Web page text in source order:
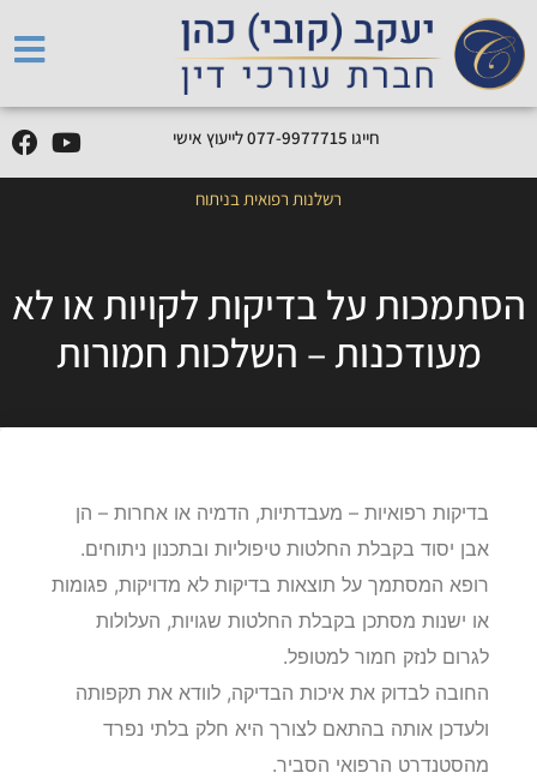
חייגו 077-9977715 לייעוץ אישי
רשלנות רפואית בניתוח
הסתמכות על בדיקות לקויות או לא
מעודכנות – השלכות חמורות
בדיקות רפואיות – מעבדתיות, הדמיה או אחרות – הן
אבן יסוד בקבלת החלטות טיפוליות ובתכנון ניתוחים.
רופא המסתמך על תוצאות בדיקות לא מדויקות, פגומות
או ישנות מסתכן בקבלת החלטות שגויות, העלולות
לגרום לנזק חמור למטופל.
החובה לבדוק את איכות הבדיקה, לוודא את תקפותה
ולעדכן אותה בהתאם לצורך היא חלק בלתי נפרד
מהסטנדרט הרפואי הסביר.